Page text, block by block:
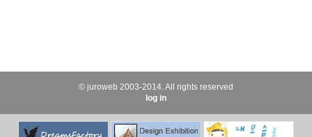
© juroweb 2003-2014. All rights reserved
log in